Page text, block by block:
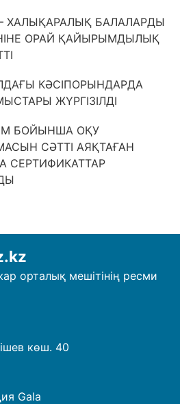
ХАЛЫҚАРАЛЫҚ БАЛАЛАРДЫ
ОРАЙ ҚАЙЫРЫМДЫЛЫҚ
КӘСІПОРЫНДАРДА
ЖҮРГІЗІЛДІ
БОЙЫНША ОҚУ
СӘТТІ АЯҚТАҒАН
СЕРТИФИКАТТАР
орталық мешітінің ресми
көш. 40
Gala